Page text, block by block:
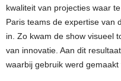
kwaliteit van projecties waar
Paris teams de expertise van
in. Zo kwam de show visueel
van innovatie. Aan dit
waarbij gebruik werd